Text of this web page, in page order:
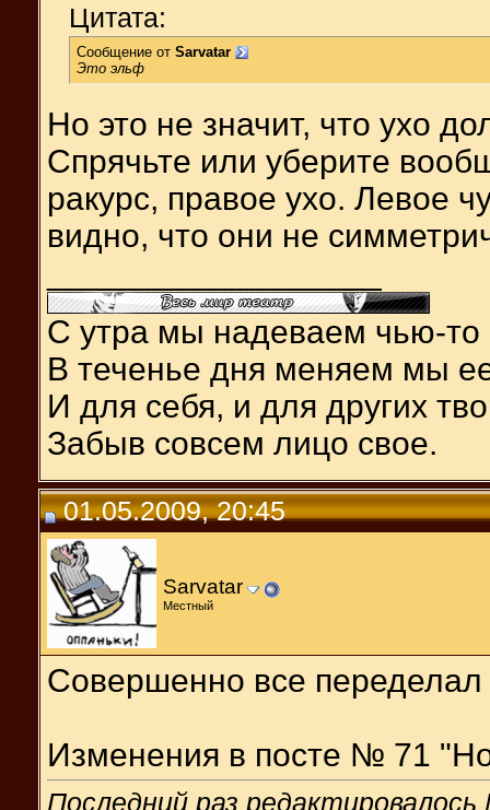
Цитата:
Сообщение от Sarvatar
Это эльф
Но это не значит, что ухо
Спрячьте или уберите
ракурс, правое ухо. Левое
видно, что они не
С утра мы надеваем чью-то
В теченье дня меняем мы
И для себя, и для других
Забыв совсем лицо свое.
01.05.2009, 20:45
Sarvatar
Местный
Совершенно все переделал
Изменения в посте № 71
Последний раз